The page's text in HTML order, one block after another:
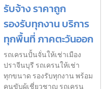
รับจ้าง ราคาถูก
รองรับทุกงาน บริการ
ทุกพื้นที่ ภาคตะวันออก
รถเครนปั้นจั่นให้เช่าเมือง
ปราจีนบุรี รถเครนให้เช่า
ทุกขนาด รองรับทุกงาน พร้อม
คนขับผู้เชี่ยวชาญ รถเครน